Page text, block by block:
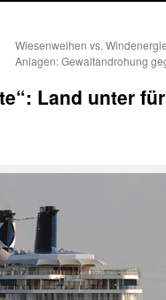
Wiesenweihen vs.
Anlagen: Gewaltandrohung
Land unter